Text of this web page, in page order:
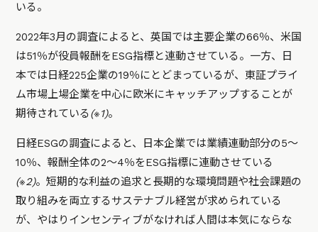
いる。
2022年3月の調査によると、英国では主要企業の66％、米国
は51％が役員報酬をESG指標と連動させている。一方、日
本では日経225企業の19％にとどまっているが、東証プライ
ム市場上場企業を中心に欧米にキャッチアップすることが
期待されている(※1)。
日経ESGの調査によると、日本企業では業績連動部分の5〜
10％、報酬全体の2〜4％をESG指標に連動させている
(※2)。短期的な利益の追求と長期的な環境問題や社会課題の
取り組みを両立するサステナブル経営が求められている
が、やはりインセンティブがなければ人間は本気にならな